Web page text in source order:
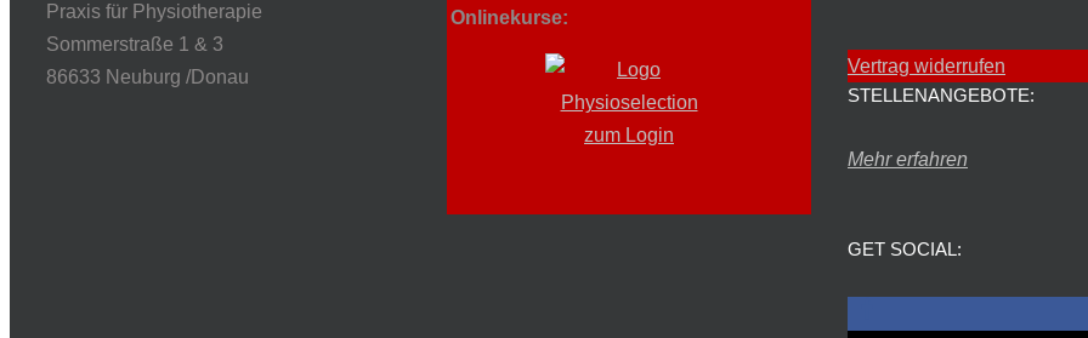
Praxis für Physiotherapie
Sommerstraße 1 & 3
86633 Neuburg /Donau
Onlinekurse:
Vertrag widerrufen
STELLENANGEBOTE:
Mehr erfahren
GET SOCIAL: